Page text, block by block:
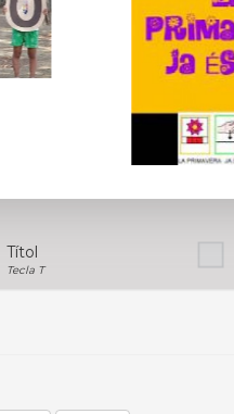
Títol
Tecla T